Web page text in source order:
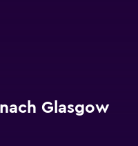
Glasgow